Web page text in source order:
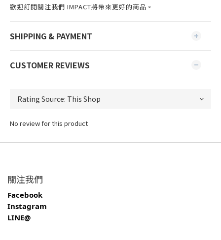
歡迎訂閱關注我們 IMPACT將帶來更好的商品。
SHIPPING & PAYMENT
CUSTOMER REVIEWS
No review for this product
關注我們
Facebook
Instagram
LINE@